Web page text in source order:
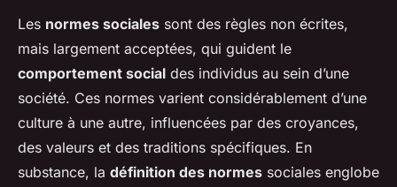
Les normes sociales sont des règles non écrites,
mais largement acceptées, qui guident le
comportement social des individus au sein d’une
société. Ces normes varient considérablement d’une
culture à une autre, influencées par des croyances,
des valeurs et des traditions spécifiques. En
substance, la définition des normes sociales englobe